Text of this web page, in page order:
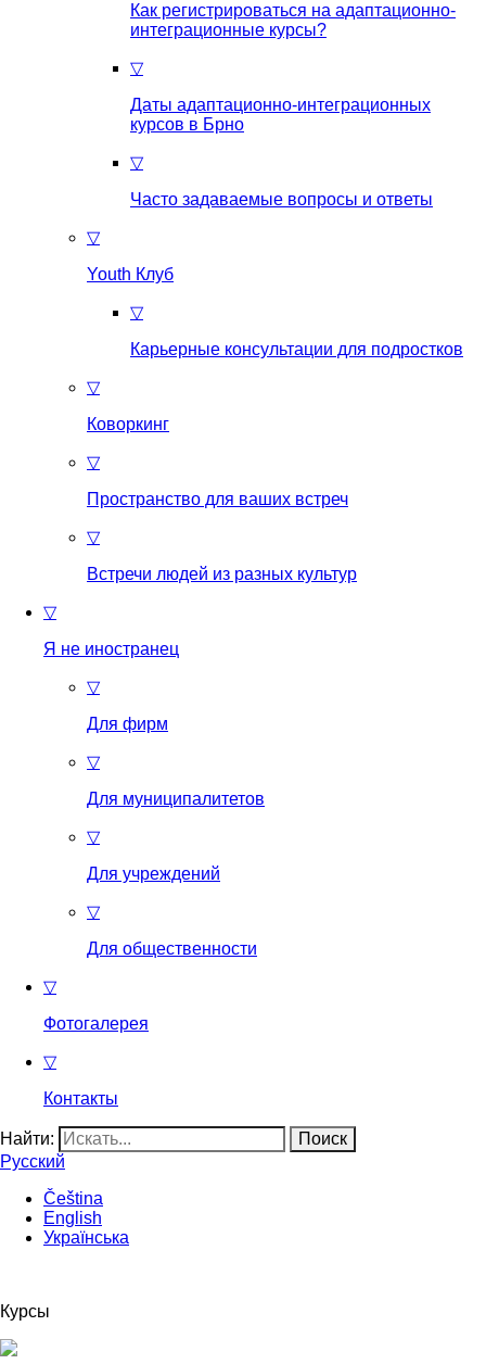
Как регистрироваться на aдаптационно-
интеграционные курсы?
▽
Даты адаптационно-интеграционных
курсов в Брно
▽
Часто задаваемые вопросы и ответы
▽
Youth Клуб
▽
Карьерные консультации для подростков
▽
Коворкинг
▽
Пространство для ваших встреч
▽
Встречи людей из разных культур
▽
Я не иностранец
▽
Для фирм
▽
Для муниципалитетов
▽
Для учреждений
▽
Для общественности
▽
Фотогалерея
▽
Контакты
Найти:
Русский
Čeština
English
Українська
Курсы